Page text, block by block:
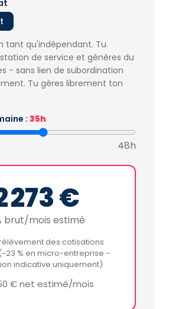
tant qu'indépendant. Tu
de service et génères du
- sans lien de subordination
Tu gères librement ton
: 35h
48h
273 €
brut/mois estimé
des cotisations
% en micro-entreprise -
indicative uniquement)
€ net estimé/mois